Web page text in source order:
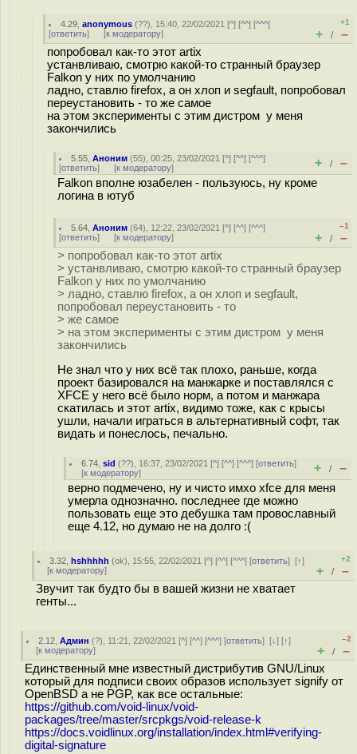
4.29 ,anonymous (??), 15:40, 22/02/2021 [^] [^^] [^^^]
[ответить] [к модератору]
+1
+ / –
попробовал как-то этот artix
устанвливаю, смотрю какой-то странный браузер
Falkon у них по умолчанию
ладно, ставлю firefox, а он хлоп и segfault, попробовал
переустановить - то же самое
на этом эксперименты с этим дистром у меня
закончились
5.55 ,Аноним (55), 00:25, 23/02/2021 [^] [^^] [^^^]
[ответить] [к модератору] + / –
Falkon вполне юзабелен - пользуюсь, ну кроме
логина в ютуб
5.64 ,Аноним (64), 12:22, 23/02/2021 [^] [^^] [^^^]
[ответить] [к модератору]
–1
+ / –
> попробовал как-то этот artix
> устанвливаю, смотрю какой-то странный браузер
Falkon у них по умолчанию
> ладно, ставлю firefox, а он хлоп и segfault,
попробовал переустановить - то
> же самое
> на этом эксперименты с этим дистром у меня
закончились
Не знал что у них всё так плохо, раньше, когда
проект базировался на манжарке и поставлялся с
XFCE у него всё было норм, а потом и манжара
скатилась и этот artix, видимо тоже, как с крысы
ушли, начали играться в альтернативный софт, так
видать и понеслось, печально.
6.74 ,sid (??), 16:37, 23/02/2021 [^] [^^] [^^^] [ответить]
[к модератору] + / –
верно подмечено, ну и чисто имхо xfce для меня
умерла однозначно. последнее где можно
пользовать еще это дебушка там провославный
еще 4.12, но думаю не на долго :(
3.32 ,hshhhhh (ok), 15:55, 22/02/2021 [^] [^^] [^^^] [ответить][↑]
[к модератору]
+2
+ / –
Звучит так будто бы в вашей жизни не хватает
генты...
2.12 ,Админ (?), 11:21, 22/02/2021 [^] [^^] [^^^] [ответить][↓] [↑]
[к модератору]
–2
+ / –
Единственный мне известный дистрибутив GNU/Linux
который для подписи своих образов использует signify от
OpenBSD а не PGP, как все остальные:
https://github.com/void-linux/void-
packages/tree/master/srcpkgs/void-release-k
https://docs.voidlinux.org/installation/index.html#verifying-
digital-signature